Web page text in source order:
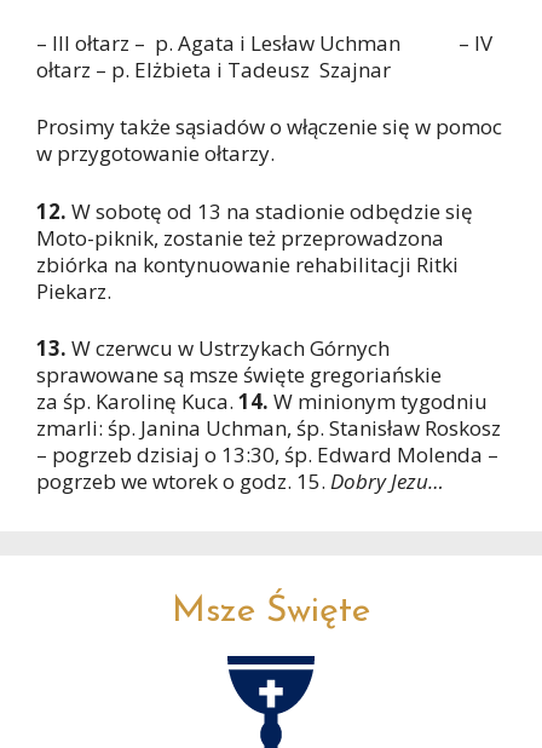
– III ołtarz – p. Agata i Lesław Uchman – IV
ołtarz – p. Elżbieta i Tadeusz Szajnar
Prosimy także sąsiadów o włączenie się w pomoc
w przygotowanie ołtarzy.
12. W sobotę od 13 na stadionie odbędzie się
Moto-piknik, zostanie też przeprowadzona
zbiórka na kontynuowanie rehabilitacji Ritki
Piekarz.
13. W czerwcu w Ustrzykach Górnych
sprawowane są msze święte gregoriańskie
za śp. Karolinę Kuca. 14. W minionym tygodniu
zmarli: śp. Janina Uchman, śp. Stanisław Roskosz
– pogrzeb dzisiaj o 13:30, śp. Edward Molenda –
pogrzeb we wtorek o godz. 15. Dobry Jezu…
Msze Święte